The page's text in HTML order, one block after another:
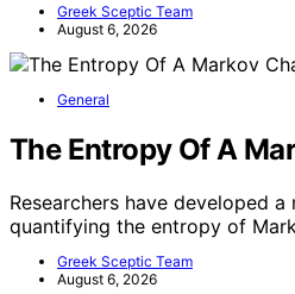
Greek Sceptic Team
August 6, 2026
General
The Entropy Of A
Researchers have developed
quantifying the entropy of
Greek Sceptic Team
August 6, 2026